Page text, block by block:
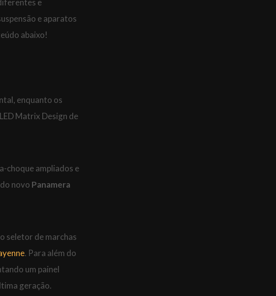
e
e aparatos
abaixo!
enquanto os
Matrix Design de
choque ampliados e
novo Panamera
seletor de marchas
. Para além do
um painel
geração.